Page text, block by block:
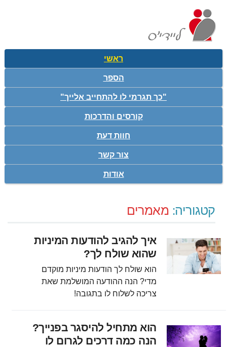
ראשי
הספר
"כך תגרמי לו להתחייב אלייך"
קורסים והדרכות
חוות דעת
צור קשר
אודות
קטגוריה: מאמרים
איך להגיב להודעות המיניות
שהוא שולח לך?
הוא שולח לך הודעות מיניות מוקדם
מדי? הנה ההודעה המושלמת שאת
צריכה לשלוח לו בתגובה!
הוא מתחיל להיסגר בפנייך?
הנה כמה דרכים לגרום לו